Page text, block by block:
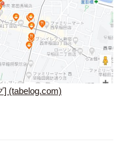
] (tabelog.com)